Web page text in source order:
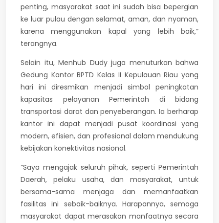
penting, masyarakat saat ini sudah bisa bepergian
ke luar pulau dengan selamat, aman, dan nyaman,
karena menggunakan kapal yang lebih baik,”
terangnya.
Selain itu, Menhub Dudy juga menuturkan bahwa
Gedung Kantor BPTD Kelas II Kepulauan Riau yang
hari ini diresmikan menjadi simbol peningkatan
kapasitas pelayanan Pemerintah di bidang
transportasi darat dan penyeberangan. Ia berharap
kantor ini dapat menjadi pusat koordinasi yang
modern, efisien, dan profesional dalam mendukung
kebijakan konektivitas nasional.
“Saya mengajak seluruh pihak, seperti Pemerintah
Daerah, pelaku usaha, dan masyarakat, untuk
bersama-sama menjaga dan memanfaatkan
fasilitas ini sebaik-baiknya. Harapannya, semoga
masyarakat dapat merasakan manfaatnya secara